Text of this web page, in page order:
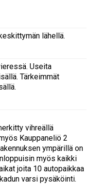
lähellä.
Useita
Tärkeimmät
vihreällä
Kauppaneliö 2
ympärillä on
myös kaikki
joita 10 autopaikkaa
varsi pysäköinti.